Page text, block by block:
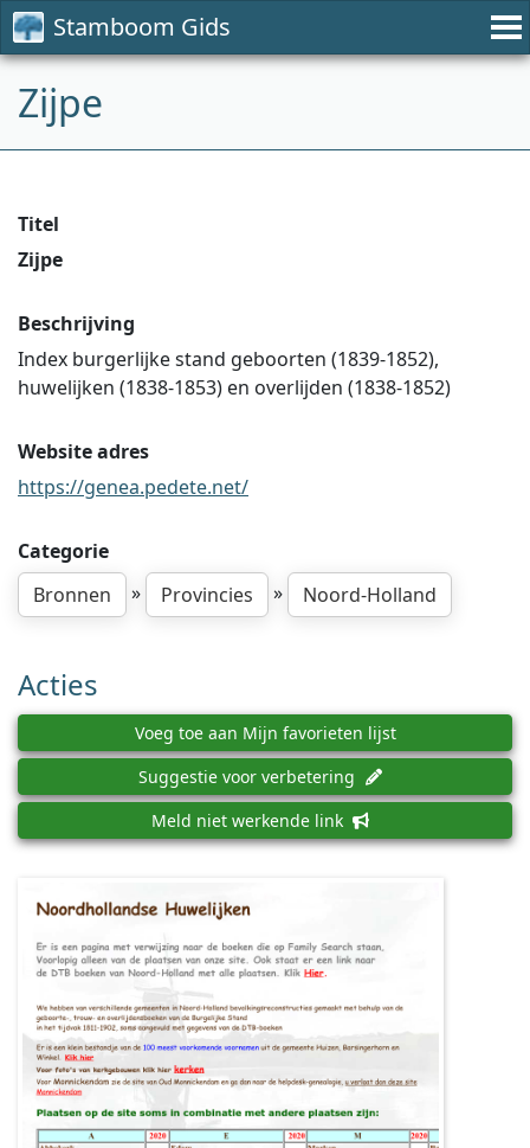
Stamboom Gids
Zijpe
Titel
Zijpe
Beschrijving
Index burgerlijke stand geboorten (1839-1852),
huwelijken (1838-1853) en overlijden (1838-1852)
Website adres
https://genea.pedete.net/
Categorie
Bronnen
» Provincies » Noord-Holland
Acties
Voeg toe aan Mijn favorieten lijst
Suggestie voor verbetering
Meld niet werkende link